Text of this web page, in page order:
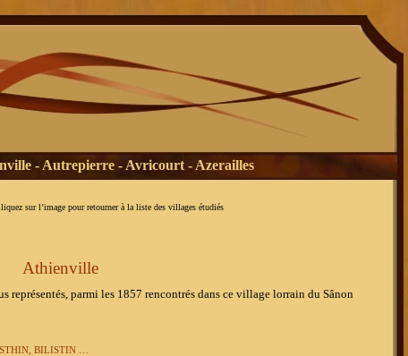
sur l’image pour retourner à la liste des villages étudiés
Athienville
parmi les 1857 rencontrés dans ce village lorrain du Sânon
BILISTIN …
- Autrepierre - Avricourt - Azerailles